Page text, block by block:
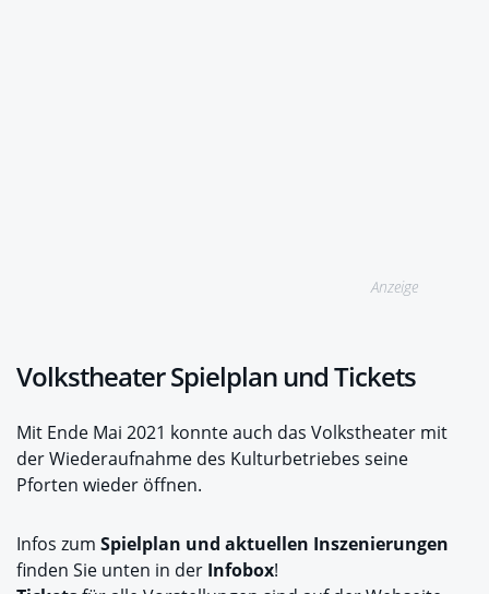
Anzeige
Volkstheater Spielplan und Tickets
Mit Ende Mai 2021 konnte auch das Volkstheater mit
der Wiederaufnahme des Kulturbetriebes seine
Pforten wieder öffnen.
Infos zum Spielplan und aktuellen Inszenierungen
finden Sie unten in der Infobox!